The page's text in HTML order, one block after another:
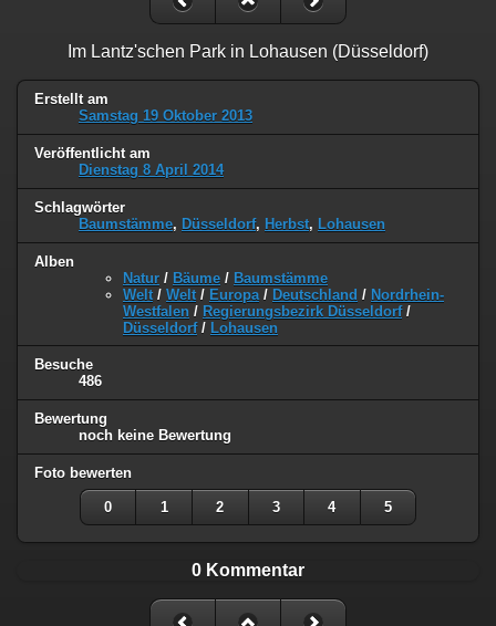
Im Lantz'schen Park in Lohausen (Düsseldorf)
Erstellt am
Samstag 19 Oktober 2013
Veröffentlicht am
Dienstag 8 April 2014
Schlagwörter
Baumstämme, Düsseldorf, Herbst, Lohausen
Alben
Natur / Bäume / Baumstämme
Welt / Welt / Europa / Deutschland / Nordrhein-
Westfalen / Regierungsbezirk Düsseldorf/
Düsseldorf/ Lohausen
Besuche
486
Bewertung
noch keine Bewertung
Foto bewerten
0 1 2 3 4 5
0 Kommentar